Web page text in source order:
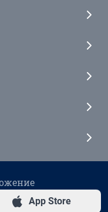
App Store